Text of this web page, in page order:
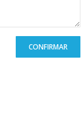
CONFIRMAR